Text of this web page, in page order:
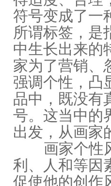
符号变成了一
所谓标签，是
中生长出来的
家为了营销、
强调个性，凸
品中，既没有
号。这当中的
出发，从画家
画家个性
利、人和等因
促使他的创作